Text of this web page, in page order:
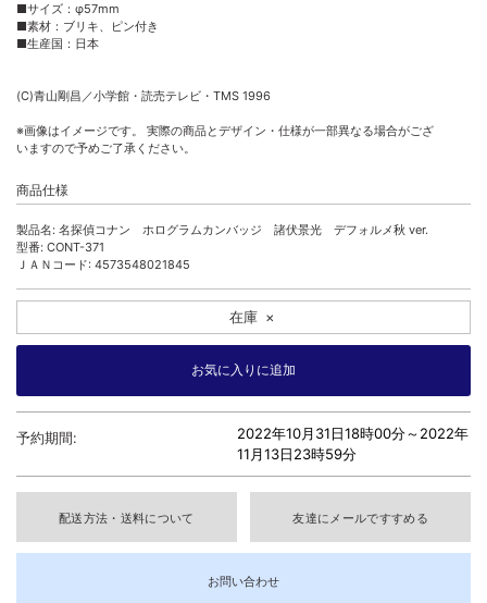
■サイズ：φ57mm
■素材：ブリキ、ピン付き
■生産国：日本
(C)青山剛昌／小学館・読売テレビ・TMS 1996
※画像はイメージです。 実際の商品とデザイン・仕様が一部異なる場合がござ
いますので予めご了承ください。
商品仕様
製品名: 名探偵コナン ホログラムカンバッジ 諸伏景光 デフォルメ秋 ver.
型番: CONT-371
ＪＡＮコード: 4573548021845
在庫 ×
予約期間: 2022年10月31日18時00分～2022年
11月13日23時59分
配送方法・送料について 友達にメールですすめる
お問い合わせ